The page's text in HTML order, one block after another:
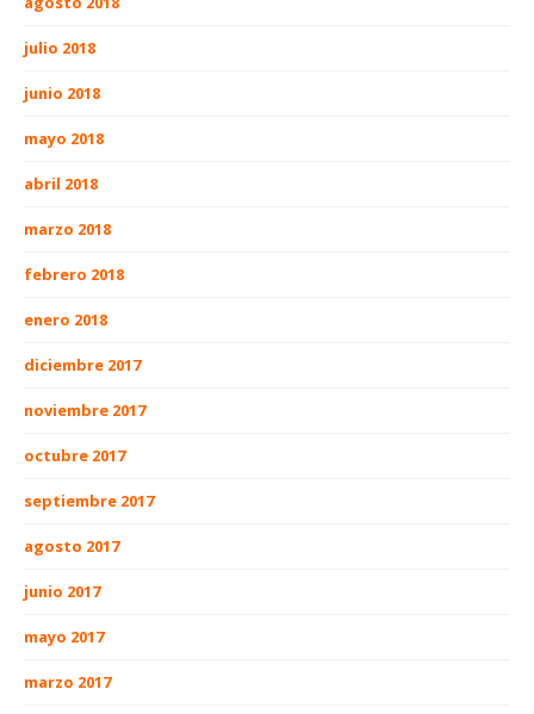
julio 2018
junio 2018
mayo 2018
abril 2018
marzo 2018
febrero 2018
enero 2018
diciembre 2017
noviembre 2017
octubre 2017
septiembre 2017
agosto 2017
junio 2017
mayo 2017
marzo 2017